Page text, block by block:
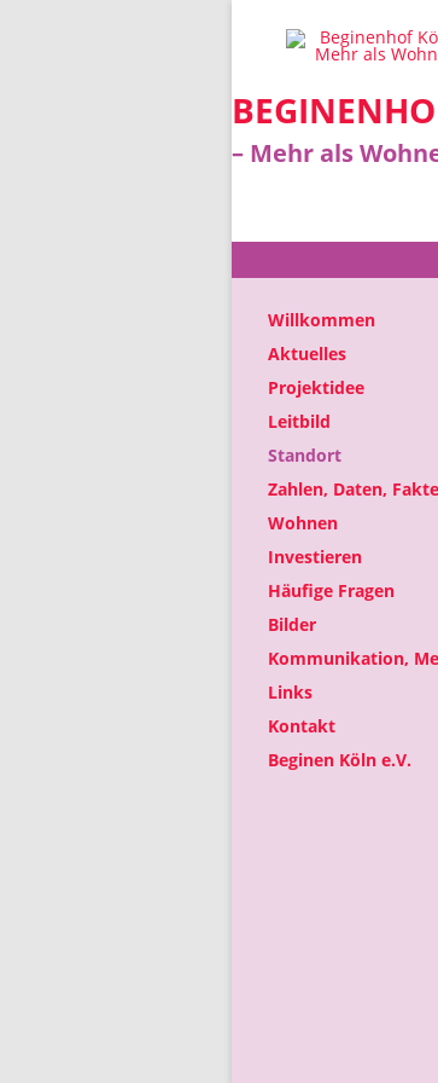
– Mehr als
Willkommen
Aktuelles
Projektidee
Leitbild
Standort
Zahlen, Daten,
Wohnen
Investieren
Häufige Fragen
Bilder
Kommunikation,
Links
Kontakt
Beginen Köln e.V.